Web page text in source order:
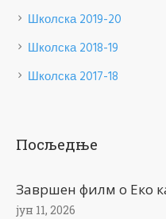
Школска 2019-20
Школска 2018-19
Школска 2017-18
Посљедње
Завршен филм о Еко
јун 11, 2026